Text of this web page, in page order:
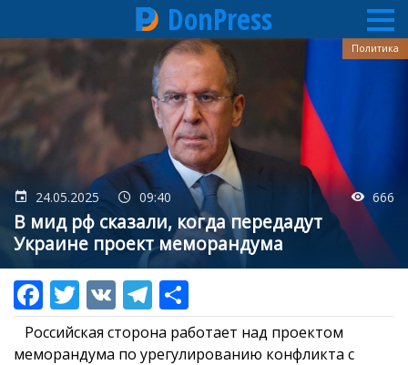
к
основному
содержанию
DonPress
24.05.2025 09:40 666
В мид рф сказали, когда передадут
Украине проект меморандума
Политика
Российская сторона работает над проектом
меморандума по урегулированию конфликта с